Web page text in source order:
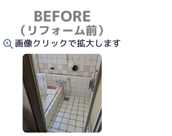
BEFORE
（リフォーム前）
画像クリックで拡大します